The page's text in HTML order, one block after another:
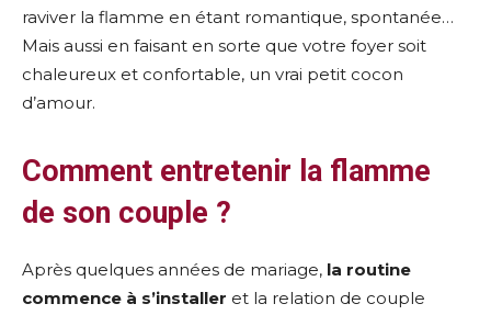
raviver la flamme en étant romantique, spontanée…
Mais aussi en faisant en sorte que votre foyer soit
chaleureux et confortable, un vrai petit cocon
d’amour.
Comment entretenir la flamme
de son couple ?
Après quelques années de mariage, la routine
commence à s’installer et la relation de couple